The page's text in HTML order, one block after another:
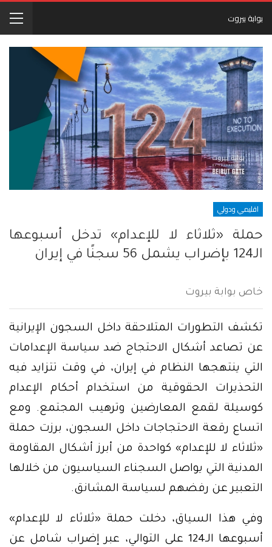
بوابة بيروت
اقليمي ودولي
حملة «ثلاثاء لا للإعدام» تدخل أسبوعها
الـ124 بإضراب يشمل 56 سجنًا في إيران
خاص بوابة بيروت
تكشف التطورات المتلاحقة داخل السجون الإيرانية
عن تصاعد أشكال الاحتجاج ضد سياسة الإعدامات
التي ينتهجها النظام في إيران، في وقت تتزايد فيه
التحذيرات الحقوقية من استخدام أحكام الإعدام
كوسيلة لقمع المعارضين وترهيب المجتمع. ومع
اتساع رقعة الاحتجاجات داخل السجون، برزت حملة
«ثلاثاء لا للإعدام» كواحدة من أبرز أشكال المقاومة
المدنية التي يواصل السجناء السياسيون من خلالها
التعبير عن رفضهم لسياسة المشانق.
وفي هذا السياق، دخلت حملة «ثلاثاء لا للإعدام»
أسبوعها الـ124 على التوالي، عبر إضراب شامل عن